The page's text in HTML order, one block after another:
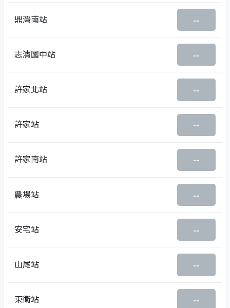
鼎灣南站 --
志清國中站 --
許家北站 --
許家站 --
許家南站 --
農場站 --
安宅站 --
山尾站 --
東衛站 --